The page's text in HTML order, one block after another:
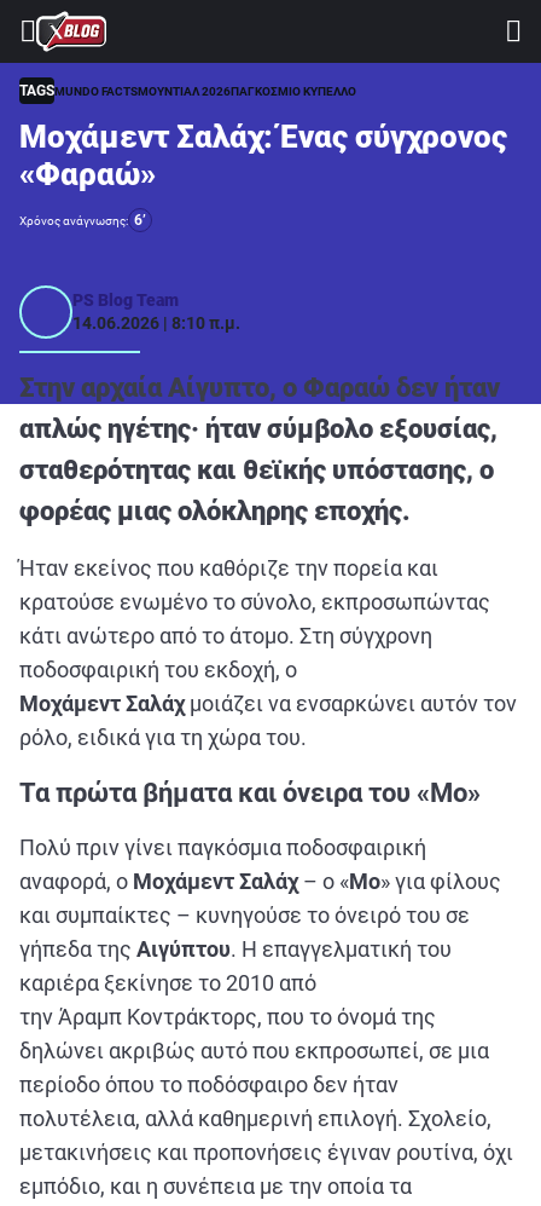
⚽ ΜΟΥΝΤΙΑΛ 2026
ΣΤΟΙΧΗΜΑ
CASINO
ΠΡΟΓΝΩΣΤΙΚΑ ΤIPSTERS
ΠΡΟΓΝΩΣΤΙΚΑ ΚΑΤΗΓΟΡΙΕΣ
ΠΡΟΣΦΟΡΕΣ
ΔΙΑΓΩΝΙΣΜΟΙ
RETRO
BLOGS
QUIZ
ΣΥΝΕΝΤΕΥΞΕΙΣ
ΑΘΛΗΤΙΚΕΣ ΜΕΤΑΔΟΣΕΙΣ
Εξυπηρέτηση Πελατών
TAGSMUNDO FACTSΜΟΥΝΤΙΑΛ 2026ΠΑΓΚΟΣΜΙΟ ΚΥΠΕΛΛΟ
Μοχάμεντ Σαλάχ: Ένας σύγχρονος
«Φαραώ»
Χρόνος ανάγνωσης: 6’
PS Blog Team
14.06.2026 | 8:10 π.μ.
Στην αρχαία Αίγυπτο, ο Φαραώ δεν ήταν
απλώς ηγέτης· ήταν σύμβολο εξουσίας,
σταθερότητας και θεϊκής υπόστασης, ο
φορέας μιας ολόκληρης εποχής.
Ήταν εκείνος που καθόριζε την πορεία και
κρατούσε ενωμένο το σύνολο, εκπροσωπώντας
κάτι ανώτερο από το άτομο. Στη σύγχρονη
ποδοσφαιρική του εκδοχή, ο
Μοχάμεντ Σαλάχμοιάζει να ενσαρκώνει αυτόν τον
ρόλο, ειδικά για τη χώρα του.
Τα πρώτα βήματα και όνειρα του «Μο»
Πολύ πριν γίνει παγκόσμια ποδοσφαιρική
αναφορά, ο Μοχάμεντ Σαλάχ– ο «Μο» για φίλους
και συμπαίκτες – κυνηγούσε το όνειρό του σε
γήπεδα της Αιγύπτου. Η επαγγελματική του
καριέρα ξεκίνησε το 2010 από
την Άραμπ Κοντράκτορς, που το όνομά της
δηλώνει ακριβώς αυτό που εκπροσωπεί, σε μια
περίοδο όπου το ποδόσφαιρο δεν ήταν
πολυτέλεια, αλλά καθημερινή επιλογή. Σχολείο,
μετακινήσεις και προπονήσεις έγιναν ρουτίνα, όχι
εμπόδιο, και η συνέπεια με την οποία τα